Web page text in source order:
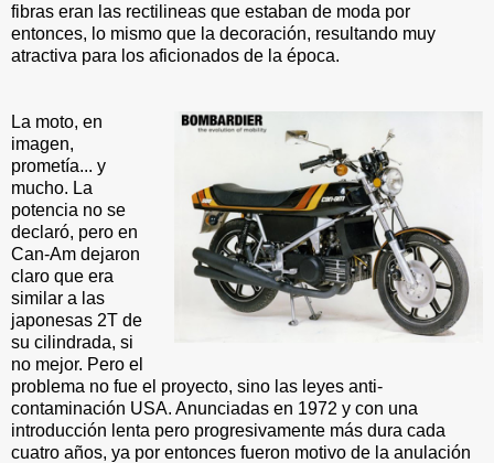
fibras eran las rectilineas que estaban de moda por
entonces, lo mismo que la decoración, resultando muy
atractiva para los aficionados de la época.
La moto, en
imagen,
prometía... y
mucho. La
potencia no se
declaró, pero en
Can-Am dejaron
claro que era
similar a las
japonesas 2T de
su cilindrada, si
no mejor. Pero el
problema no fue el proyecto, sino las leyes anti-
contaminación USA. Anunciadas en 1972 y con una
introducción lenta pero progresivamente más dura cada
cuatro años, ya por entonces fueron motivo de la anulación